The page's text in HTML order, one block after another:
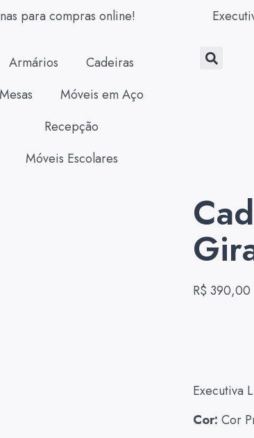
para compras online!
Armários
Cadeiras
Mesas
Móveis em Aço
Recepção
Móveis Escolares
R$ 390,00
Executiva
Cor: Cor